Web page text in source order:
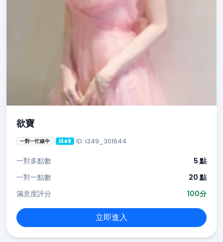
欲寶
一對一忙線中 i349 ID: i349_301644
一對多點數
5 點
一對一點數
20 點
滿意度評分
100分
立即進入